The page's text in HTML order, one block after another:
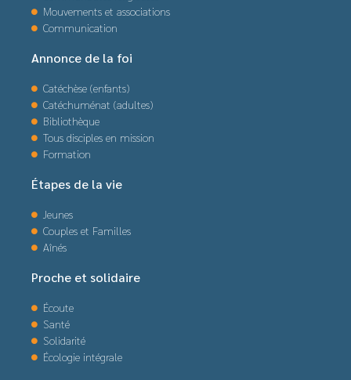
Mouvements et associations
Communication
Annonce de la foi
Catéchèse (enfants)
Catéchuménat (adultes)
Bibliothèque
Tous disciples en mission
Formation
Étapes de la vie
Jeunes
Couples et Familles
Aînés
Proche et solidaire
Écoute
Santé
Solidarité
Écologie intégrale